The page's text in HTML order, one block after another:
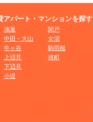
アパート・マンションを探す
鴻巣
中田・大山
牛ヶ谷
上辺見
下辺見
小堤
関戸
女沼
駒羽根
境町